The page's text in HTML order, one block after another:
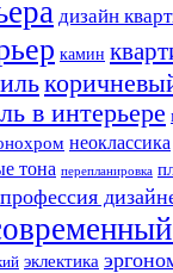
дизайн
камин
в интерьере
неоклассика
тона перепланировка
профессия
эклектика